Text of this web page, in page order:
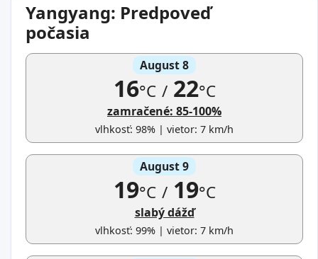
Yangyang: Predpoveď
počasia
August 8
16°C /22°C
zamračené: 85-100%
vlhkosť: 98% | vietor: 7 km/h
August 9
19°C /19°C
slabý dážď
vlhkosť: 99% | vietor: 7 km/h